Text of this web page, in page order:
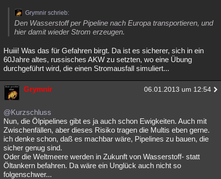
Grymnir schrieb:
Den Wasserstoff per Pipeline nach Europa transportieren, und
hier damit wieder Strom erzeugen.
Huiii! Was das für Gefahren birgt. Da ist es sicherer, sich in ein
60Jahre altes, russisches AKW zu setzten, wo eine Übung
durchgeführt wird, die einen Stromausfall simuliert...
Grymnir 06.01.2013 um 12:54
@Kurzschluss
Nun, die Ölpipelines gibt es ja auch schon Ewigkeiten. Auch mit
Zwischenfällen, aber dieses Risiko tragen die Multis eben gerne.
ich denke schon, daß es machbar wäre, Pipelines zu bauen, die
sicher genug sind.
Oder die Weltmeere werden in Zukunft von Wasserstoff- statt
Öltankern befahren. Da wäre ein Unglück auch nicht so
folgenschwer...